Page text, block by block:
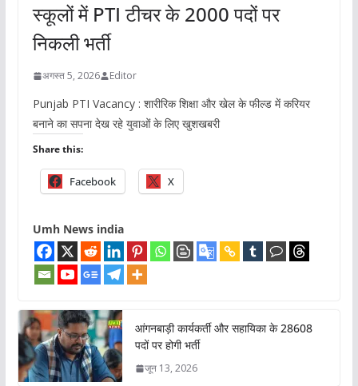
स्कूलों में PTI टीचर के 2000 पदों पर
निकली भर्ती
अगस्त 5, 2026 Editor
Punjab PTI Vacancy : शारीरिक शिक्षा और खेल के फील्ड में करियर
बनाने का सपना देख रहे युवाओं के लिए खुशखबरी
Share this:
Facebook X
Umh News india
आंगनबाड़ी कार्यकर्ती और सहायिका के 28608
पदों पर होगी भर्ती
जून 13, 2026